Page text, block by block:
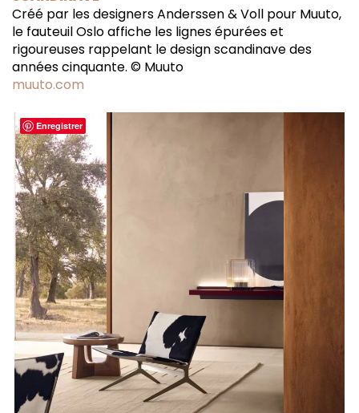
Créé par les designers Anderssen & Voll pour Muuto,
le fauteuil Oslo affiche les lignes épurées et
rigoureuses rappelant le design scandinave des
années cinquante. © Muuto
muuto.com
Enregistrer